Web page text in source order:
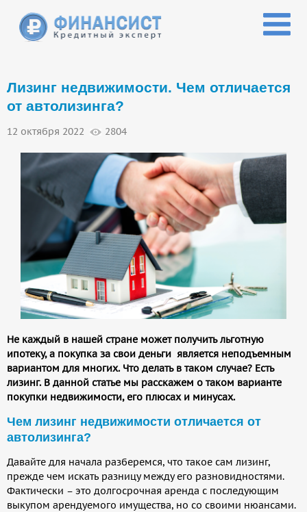
Лизинг недвижимости. Чем отличается
от автолизинга?
12 октября 2022 2804
Не каждый в нашей стране может получить льготную
ипотеку, а покупка за свои деньги является неподъемным
вариантом для многих. Что делать в таком случае? Есть
лизинг. В данной статье мы расскажем о таком варианте
покупки недвижимости, его плюсах и минусах.
Чем лизинг недвижимости отличается от
автолизинга?
Давайте для начала разберемся, что такое сам лизинг,
прежде чем искать разницу между его разновидностями.
Фактически – это долгосрочная аренда с последующим
выкупом арендуемого имущества, но со своими нюансами.